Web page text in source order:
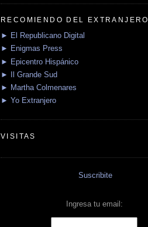
RECOMIENDO DEL EXTRANJERO
► El Republicano Digital
► Enigmas Press
► Epicentro Hispánico
► Il Grande Sud
► Martha Colmenares
► Yo Extranjero
VISITAS
Suscribite
Ingresa tu email: